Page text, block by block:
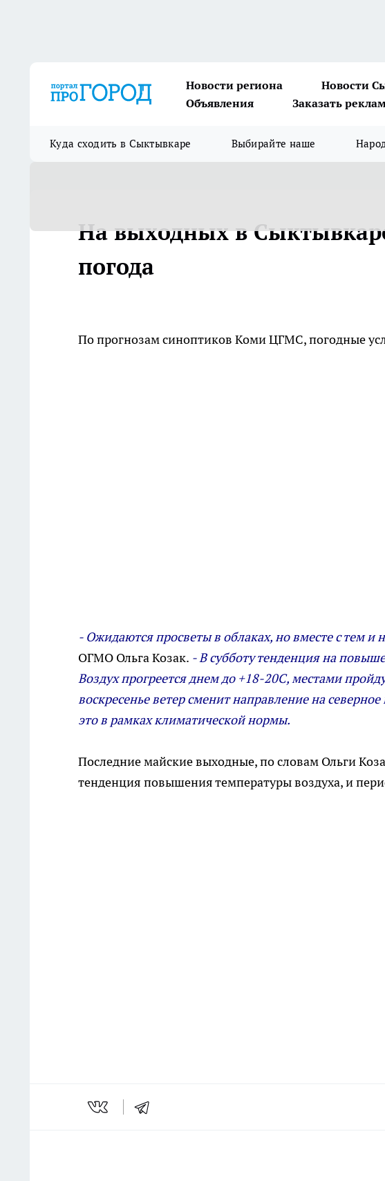
Новости региона Новости
Объявления
Заказать
Куда сходить в Сыктывкаре Выбирайте наше
На выходных в
погода
По прогнозам синоптиков Коми ЦГМС, погодные
- Ожидаются просветы в облаках, но вместе с тем и
ОГМО Ольга Козак. - В субботу тенденция на
Воздух прогреется днем до +18-20С, местами
воскресенье ветер сменит направление на
это в рамках климатической нормы.
Последние майские выходные, по словам Ольги
тенденция повышения температуры воздуха, и